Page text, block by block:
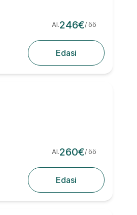
Al.246€/ öö
Edasi
Al.260€/ öö
Edasi